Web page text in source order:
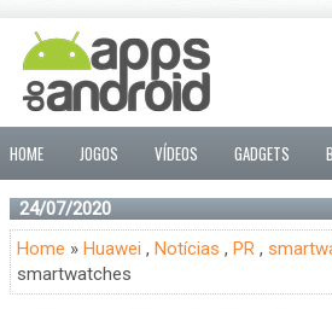
HOME JOGOS VÍDEOS GADGETS
24/07/2020
Home » Huawei , Notícias , PR,
smartwatches